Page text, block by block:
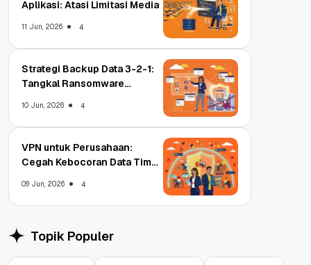
Aplikasi: Atasi Limitasi Media
11 Jun, 2026 4
Strategi Backup Data 3-2-1:
Tangkal Ransomware
10 Jun, 2026 4
VPN untuk Perusahaan:
Cegah Kebocoran Data Tim
09 Jun, 2026 4
Topik Populer